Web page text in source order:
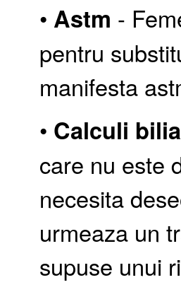
• Astm -
pentru
manifesta
• Calculi
care nu este
necesita
urmeaza un
supuse unui